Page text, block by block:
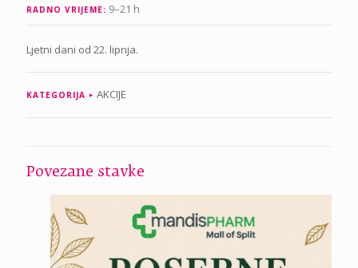
RADNO VRIJEME: 9–21 h
Ljetni dani od 22. lipnja.
KATEGORIJA AKCIJE
Povezane stavke